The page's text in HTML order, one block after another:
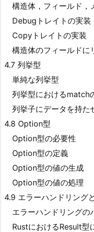
構造体，フィールド，
Debugトレイトの実装
Copyトレイトの実装
構造体のフィールドに
4.7 列挙型
単純な列挙型
列挙型におけるmatch
列挙子にデータを持た
4.8 Option型
Option型の必要性
Option型の定義
Option型の値の生成
Option型の値の処理
4.9 エラーハンドリング
エラーハンドリングの
RustにおけるResult型